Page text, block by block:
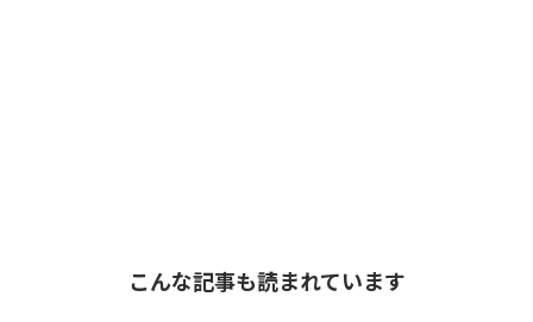
こんな記事も読まれています